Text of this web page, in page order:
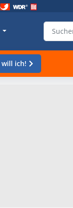
will ich!